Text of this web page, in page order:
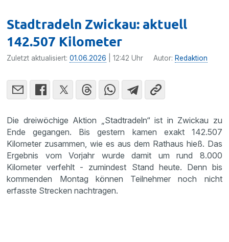
Stadtradeln Zwickau: aktuell
142.507 Kilometer
Zuletzt aktualisiert:01.06.2026 | 12:42 Uhr Autor: Redaktion
Die dreiwöchige Aktion „Stadtradeln“ ist in Zwickau zu
Ende gegangen. Bis gestern kamen exakt 142.507
Kilometer zusammen, wie es aus dem Rathaus hieß. Das
Ergebnis vom Vorjahr wurde damit um rund 8.000
Kilometer verfehlt - zumindest Stand heute. Denn bis
kommenden Montag können Teilnehmer noch nicht
erfasste Strecken nachtragen.